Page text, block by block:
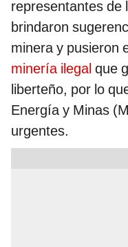
representantes de
brindaron
minera y pusieron
minería ilegal que
liberteño, por lo
Energía y Minas
urgentes.